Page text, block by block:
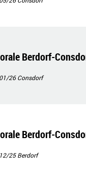
Berdorf-
26Consdorf
Berdorf-
25Berdorf